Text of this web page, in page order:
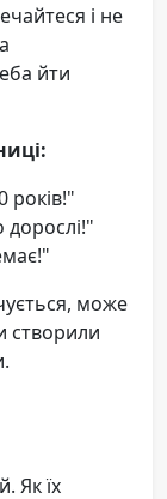
і не
йти
років!"
може
створили
Як їх